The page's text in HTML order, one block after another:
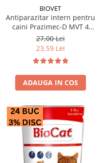
BIOVET
Antiparazitar intern pentru
caini Prazimec-D MVT 4
comprimate
27,00 Lei
23,59 Lei
ADAUGA IN COS